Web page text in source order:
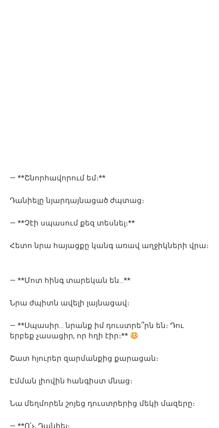
— **Շնորհավորում եմ։**
Դանիելը նյարդայնացած ժպտաց։
— **Չէի սպասում քեզ տեսնել։**
Հետո նրա հայացքը կանգ առավ աղջիկների վրա։
— **Մոտ հինգ տարեկան են…**
Նրա ժպիտն ավելի լայնացավ։
— **Սպասիր… նրանք իմ դուստրե՞րն են։ Դու
երբեք չասացիր, որ հղի էիր։**
Շատ հյուրեր զարմանքից քարացան։
Էմման լիովին հանգիստ մնաց։
Նա մեղմորեն շոյեց դուստրերից մեկի մազերը։
— **Ո՛չ, Դանիել։